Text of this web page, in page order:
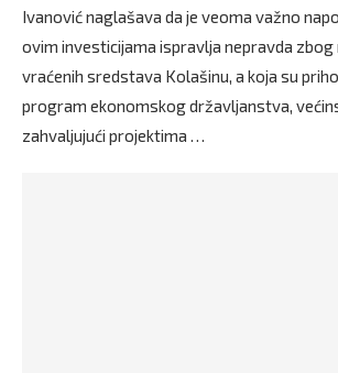
Ivanović naglašava da je veoma važno
ovim investicijama ispravlja nepravda
vraćenih sredstava Kolašinu, a koja su
program ekonomskog državljanstva,
zahvaljujući projektima …